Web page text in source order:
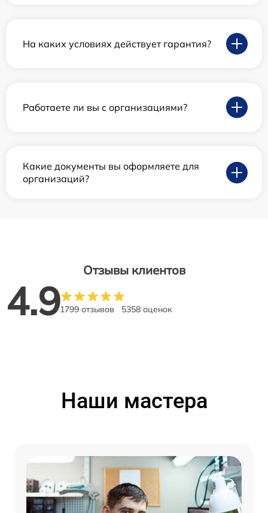
На каких условиях действует гарантия?
Работаете ли вы с организациями?
Какие документы вы оформляете для
организаций?
Отзывы клиентов
4.91799 отзывов 5358 оценок
Наши мастера